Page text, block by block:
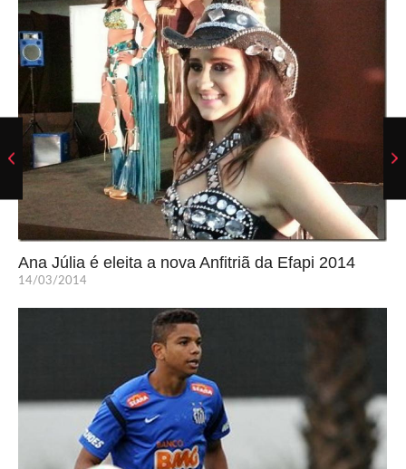
Ana Júlia é eleita a nova Anfitriã da Efapi 2014
14/03/2014